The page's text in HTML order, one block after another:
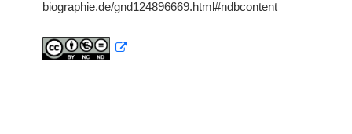
biographie.de/gnd124896669.html#ndbcontent